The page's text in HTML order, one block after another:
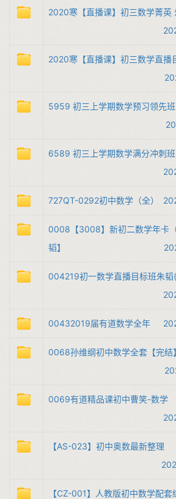
2020寒【直播课】初三数学菁英
2020寒【直播课】初三数学直播
5959 初三上学期数学预习领先
6589 初三上学期数学满分冲刺
727QT-​​0292​初中数学（全）​
​0008​​【3008】新初二数学年卡
韬】​
​0042​​19初一数学直播目标班朱韬
​0043​​2019届有道数学全年​
​0068​​孙维纲初中数学全套【完结】​
​0069​​有道精品课初中曹笑-数学​
【AS-023】初中奥数最新整理
【CZ-001】人教版初中数学配